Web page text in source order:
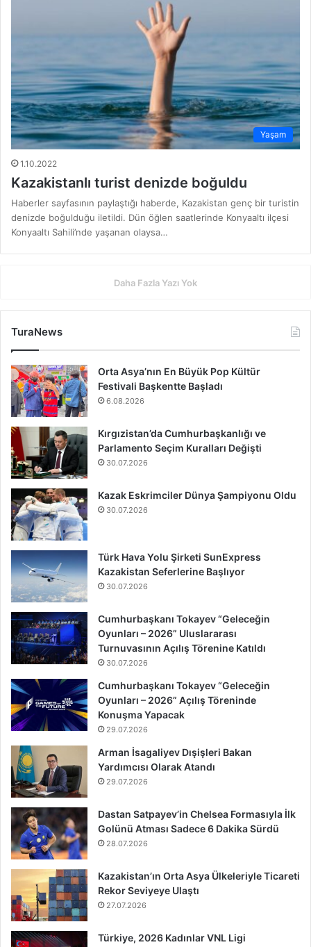
Yaşam
1.10.2022
Kazakistanlı turist denizde boğuldu
Haberler sayfasının paylaştığı haberde, Kazakistan genç bir turistin
denizde boğulduğu iletildi. Dün öğlen saatlerinde Konyaaltı ilçesi
Konyaaltı Sahili’nde yaşanan olaysa…
Daha Fazla Yazı Yok
TuraNews
Orta Asya’nın En Büyük Pop Kültür
Festivali Başkentte Başladı
6.08.2026
Kırgızistan’da Cumhurbaşkanlığı ve
Parlamento Seçim Kuralları Değişti
30.07.2026
Kazak Eskrimciler Dünya Şampiyonu Oldu
30.07.2026
Türk Hava Yolu Şirketi SunExpress
Kazakistan Seferlerine Başlıyor
30.07.2026
Cumhurbaşkanı Tokayev “Geleceğin
Oyunları – 2026” Uluslararası
Turnuvasının Açılış Törenine Katıldı
30.07.2026
Cumhurbaşkanı Tokayev “Geleceğin
Oyunları – 2026” Açılış Töreninde
Konuşma Yapacak
29.07.2026
Arman İsagaliyev Dışişleri Bakan
Yardımcısı Olarak Atandı
29.07.2026
Dastan Satpayev’in Chelsea Formasıyla İlk
Golünü Atması Sadece 6 Dakika Sürdü
28.07.2026
Kazakistan’ın Orta Asya Ülkeleriyle Ticareti
Rekor Seviyeye Ulaştı
27.07.2026
Türkiye, 2026 Kadınlar VNL Ligi